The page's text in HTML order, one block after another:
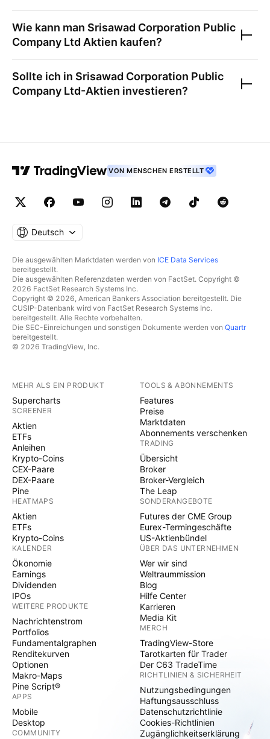
Wie kann man Srisawad Corporation Public
Company Ltd Aktien kaufen?
Sollte ich in Srisawad Corporation Public
Company Ltd-Aktien investieren?
VON MENSCHEN ERSTELLT
Deutsch
Die ausgewählten Marktdaten werden von ICE Data Services
bereitgestellt.
Die ausgewählten Referenzdaten werden von FactSet. Copyright ©
2026 FactSet Research Systems Inc.
Copyright © 2026, American Bankers Association bereitgestellt. Die
CUSIP-Datenbank wird von FactSet Research Systems Inc.
bereitgestellt. Alle Rechte vorbehalten.
Die SEC-Einreichungen und sonstigen Dokumente werden von Quartr
bereitgestellt.
© 2026 TradingView, Inc.
MEHR ALS EIN PRODUKT
Supercharts
SCREENER
Aktien
ETFs
Anleihen
Krypto-Coins
CEX-Paare
DEX-Paare
Pine
HEATMAPS
Aktien
ETFs
Krypto-Coins
KALENDER
Ökonomie
Earnings
Dividenden
IPOs
WEITERE PRODUKTE
Nachrichtenstrom
Portfolios
Fundamentalgraphen
Renditekurven
Optionen
Makro-Maps
Pine Script®
APPS
Mobile
Desktop
COMMUNITY
TOOLS & ABONNEMENTS
Features
Preise
Marktdaten
Abonnements verschenken
TRADING
Übersicht
Broker
Broker-Vergleich
The Leap
SONDERANGEBOTE
Futures der CME Group
Eurex-Termingeschäfte
US-Aktienbündel
ÜBER DAS UNTERNEHMEN
Wer wir sind
Weltraummission
Blog
Hilfe Center
Karrieren
Media Kit
MERCH
TradingView-Store
Tarotkarten für Trader
Der C63 TradeTime
RICHTLINIEN & SICHERHEIT
Nutzungsbedingungen
Haftungsausschluss
Datenschutzrichtlinie
Cookies-Richtlinien
Zugänglichkeitserklärung